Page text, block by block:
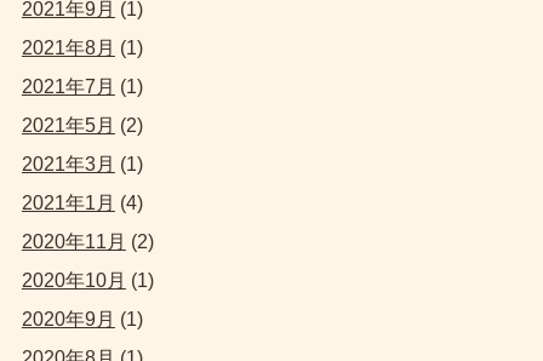
2021年9月 (1)
2021年8月 (1)
2021年7月 (1)
2021年5月 (2)
2021年3月 (1)
2021年1月 (4)
2020年11月 (2)
2020年10月 (1)
2020年9月 (1)